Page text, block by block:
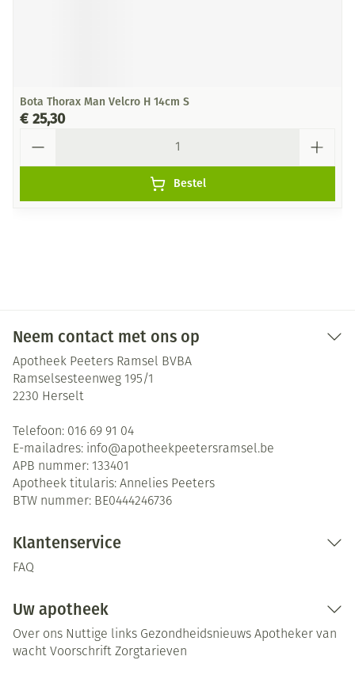
Bota Thorax Man Velcro H 14cm S
€ 25,30
Bestel
Neem contact met ons op
Apotheek Peeters Ramsel BVBA
Ramselsesteenweg 195/1
2230 Herselt
Telefoon: 016 69 91 04
E-mailadres: info@apotheekpeetersramsel.be
APB nummer: 133401
Apotheek titularis: Annelies Peeters
BTW nummer: BE0444246736
Klantenservice
FAQ
Uw apotheek
Over ons Nuttige links Gezondheidsnieuws Apotheker van
wacht Voorschrift Zorgtarieven